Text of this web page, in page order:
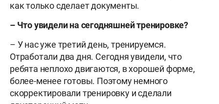
как только сделает документы.
– Что увидели на сегодняшней тренировке?
– У нас уже третий день, тренируемся.
Отработали два дня. Сегодня увидели, что
ребята неплохо двигаются, в хорошей форме,
более-менее готовы. Поэтому немного
скорректировали тренировку и сделали